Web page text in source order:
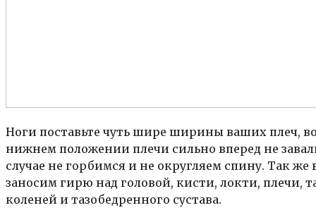
Ноги поставьте чуть шире ширины ваших плеч,
нижнем положении плечи сильно вперед не
случае не горбимся и не округляем спину. Так
заносим гирю над головой, кисти, локти,
коленей и тазобедренного сустава.